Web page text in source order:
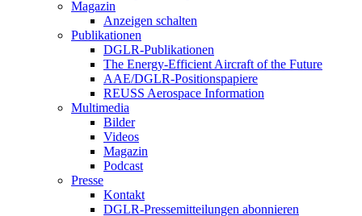
Magazin
Anzeigen schalten
Publikationen
DGLR-Publikationen
The Energy-Efficient Aircraft of the Future
AAE/DGLR-Positionspapiere
REUSS Aerospace Information
Multimedia
Bilder
Videos
Magazin
Podcast
Presse
Kontakt
DGLR-Pressemitteilungen abonnieren